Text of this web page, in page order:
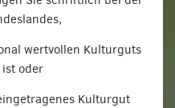
wertvollen Kulturguts
oder
Kulturgut